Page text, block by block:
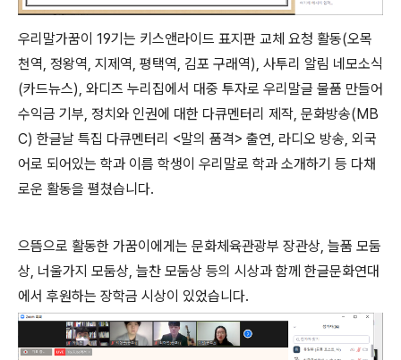
우리말가꿈이 19기는 키스앤라이드 표지판 교체 요청 활동(오목
천역, 정왕역, 지제역, 평택역, 김포 구래역), 사투리 알림 네모소식
(카드뉴스), 와디즈 누리집에서 대중 투자로 우리말글 물품 만들어
수익금 기부, 정치와 인권에 대한 다큐멘터리 제작, 문화방송(MB
C) 한글날 특집 다큐멘터리 <말의 품격> 출연, 라디오 방송, 외국
어로 되어있는 학과 이름 학생이 우리말로 학과 소개하기 등 다채
로운 활동을 펼쳤습니다.
으뜸으로 활동한 가꿈이에게는 문화체육관광부 장관상, 늘품 모둠
상, 너울가지 모둠상, 늘찬 모둠상 등의 시상과 함께 한글문화연대
에서 후원하는 장학금 시상이 있었습니다.